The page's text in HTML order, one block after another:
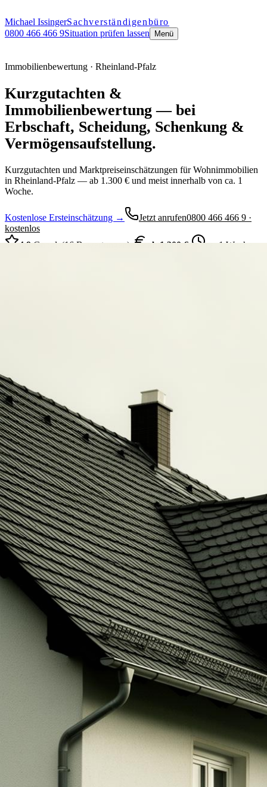
Michael IssingerSachverständigenbüro
0800 466 466 9Situation prüfen lassen Menü
Immobilienbewertung · Rheinland-Pfalz
Kurzgutachten &
Immobilienbewertung — bei
Erbschaft, Scheidung, Schenkung &
Vermögensaufstellung.
Kurzgutachten und Marktpreiseinschätzungen für Wohnimmobilien
in Rheinland-Pfalz — ab 1.300 € und meist innerhalb von ca. 1
Woche.
Kostenlose Ersteinschätzung → Jetzt anrufen0800 466 466 9 ·
kostenlos
4,9Google(16 Bewertungen)· ab 1.300 €· ca. 1 Woche